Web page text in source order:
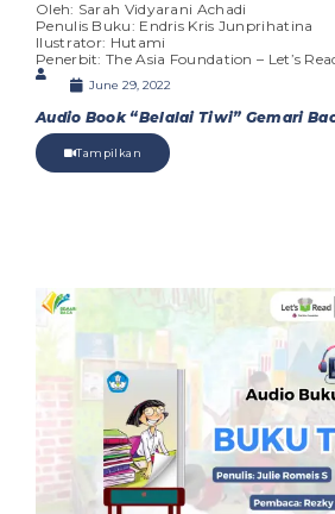
Oleh: Sarah Vidyarani Achadi
Penulis Buku: Endris Kris Junprihatina
Ilustrator: Hutami
Penerbit: The Asia Foundation – Let’s
June 29, 2022
Audio Book “Belalai Tiwi” Gemari
Tampilkan